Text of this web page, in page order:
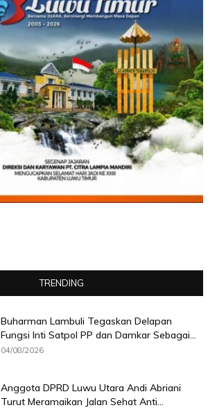
TRENDING
Buharman Lambuli Tegaskan Delapan
Fungsi Inti Satpol PP dan Damkar Sebagai...
04/08/2026
Anggota DPRD Luwu Utara Andi Abriani
Turut Meramaikan Jalan Sehat Anti...